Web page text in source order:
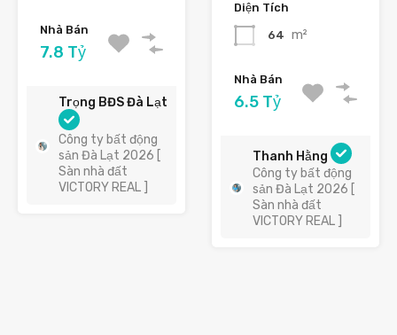
Nhà Bán
7.8 Tỷ
Trọng BĐS Đà Lạt
Công ty bất động
sản Đà Lạt 2026 [
Sàn nhà đất
VICTORY REAL ]
Diện Tích
64 m²
Nhà Bán
6.5 Tỷ
Thanh Hằng
Công ty bất động
sản Đà Lạt 2026 [
Sàn nhà đất
VICTORY REAL ]